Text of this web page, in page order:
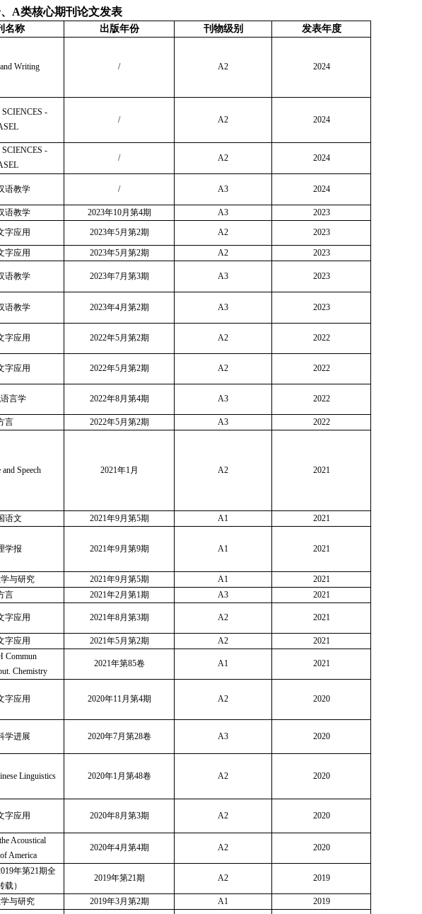
A类核心期刊论文发表
名称 出版年份 刊物级别 发表年度
Writing / A2 2024
-
/ A2 2024
-
/ A2 2024
语教学 / A3 2024
语教学 2023年10月第4期 A3
2023
字应用 2023年5月第2期 A2 2023
字应用 2023年5月第2期 A2
2023
语教学 2023年7月第3期 A3 2023
语教学 2023年4月第2期 A3 2023
字应用 2022年5月第2期 A2 2022
字应用 2022年5月第2期 A2 2022
言学 2022年8月第4期 A3 2022
言 2022年5月第2期 A3 2022
and Speech 2021年1月 A2 2021
语文 2021年9月第5期 A1
2021
学报 2021年9月第9期 A1 2021
与研究 2021年9月第5期 A1
2021
言 2021年2月第1期 A3
2021
字应用 2021年8月第3期 A2 2021
字应用 2021年5月第2期 A2
2021
Commun
Chemistry
2021年第85卷 A1 2021
字应用 2020年11月第4期 A2 2020
学进展 2020年7月第28卷 A3 2020
Linguistics 2020年1月第48卷 A2 2020
字应用 2020年8月第3期 A2 2020
Acoustical
America
2020年4月第4期 A2 2020
年第21期全
载）
2019年第21期 A2 2019
与研究 2019年3月第2期 A1
2019